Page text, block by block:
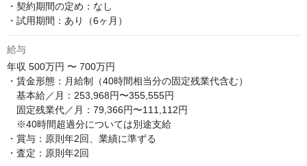
・契約期間の定め：なし
・試用期間：あり（6ヶ月）
給与
年収 500万円 〜 700万円
・賃金形態：月給制（40時間相当分の固定残業代含む）
基本給／月：253,968円〜355,555円
固定残業代／月：79,366円〜111,112円
※40時間超過分については別途支給
・賞与：原則年2回、業績に準ずる
・査定：原則年2回